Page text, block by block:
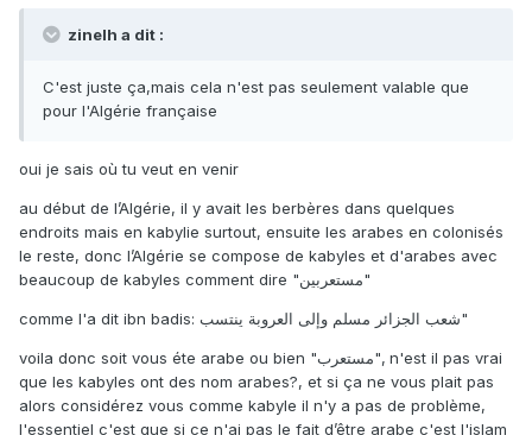
zinelh a dit :
C'est juste ça,mais cela n'est pas seulement valable que
pour l'Algérie française
oui je sais où tu veut en venir
au début de l’Algérie, il y avait les berbères dans quelques
endroits mais en kabylie surtout, ensuite les arabes en colonisés
le reste, donc l’Algérie se compose de kabyles et d'arabes avec
beaucoup de kabyles comment dire "مستعربين"
comme l'a dit ibn badis: شعب الجزائر مسلم وإلى العروبة ينتسب"
voila donc soit vous éte arabe ou bien "مستعرب", n'est il pas vrai
que les kabyles ont des nom arabes?, et si ça ne vous plait pas
alors considérez vous comme kabyle il n'y a pas de problème,
l'essentiel c'est que si ce n'ai pas le fait d’être arabe c'est l'islam